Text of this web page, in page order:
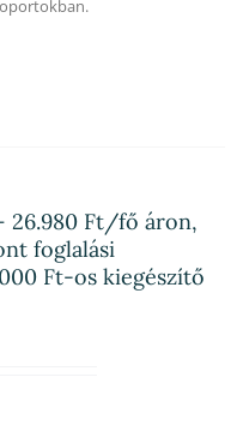
26.980 Ft/fő áron,
foglalási
Ft-os kiegészítő